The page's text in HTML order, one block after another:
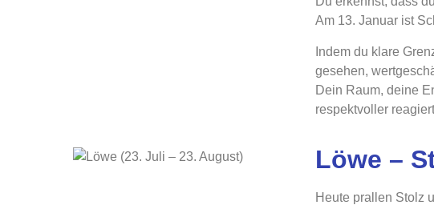
Am 13. Januar ist
Indem du klare
gesehen,
Dein Raum, deine
respektvoller
Löwe –
Heute prallen Stolz